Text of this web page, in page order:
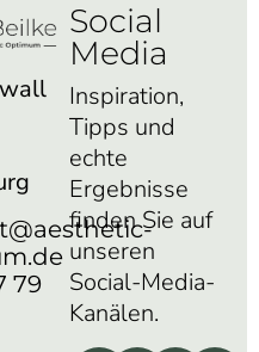
79
Social
Media
Inspiration,
Tipps und
echte
Ergebnisse
finden Sie auf
unseren
Social-Media-
Kanälen.